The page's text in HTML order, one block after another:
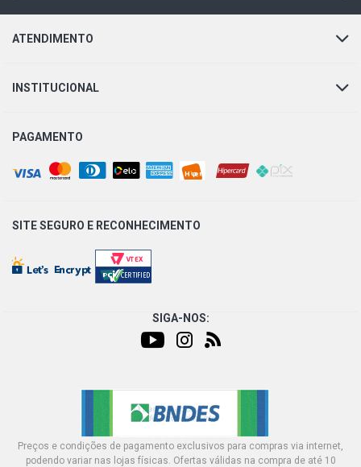
ATENDIMENTO
INSTITUCIONAL
PAGAMENTO
SITE SEGURO E RECONHECIMENTO
SIGA-NOS:
Preços e condições de pagamento exclusivos para compras via internet,
podendo variar nas lojas físicas. Ofertas válidas na compra de até 10